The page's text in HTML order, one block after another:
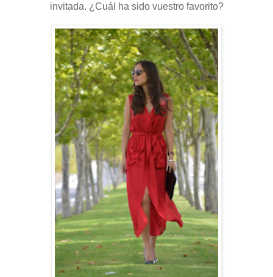
invitada. ¿Cuál ha sido vuestro favorito?